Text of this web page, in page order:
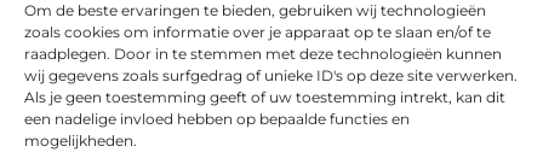
Om de beste ervaringen te bieden, gebruiken wij technologieën
zoals cookies om informatie over je apparaat op te slaan en/of te
raadplegen. Door in te stemmen met deze technologieën kunnen
wij gegevens zoals surfgedrag of unieke ID's op deze site verwerken.
Als je geen toestemming geeft of uw toestemming intrekt, kan dit
een nadelige invloed hebben op bepaalde functies en
mogelijkheden.
Zondag
Gesloten
Volg ons